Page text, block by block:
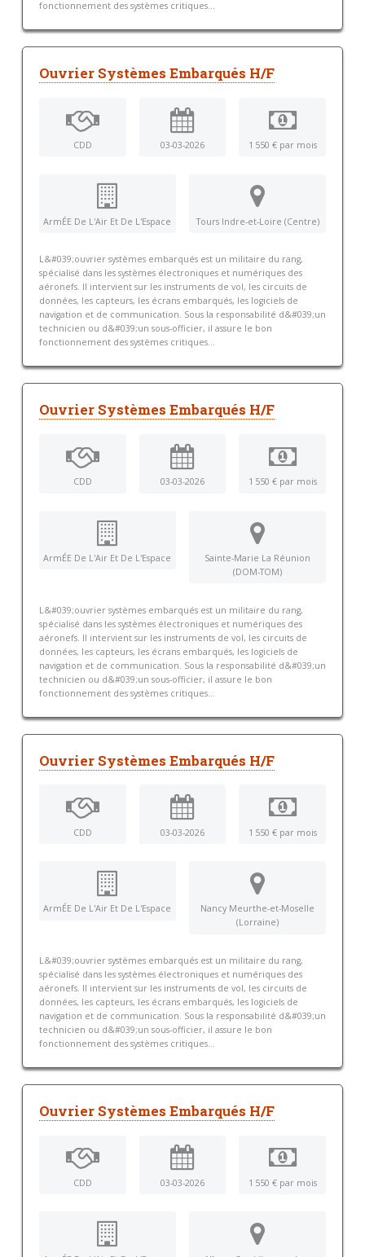
fonctionnement des systèmes critiques...
Ouvrier Systèmes Embarqués H/F
CDD 03-03-2026 1 550 € par mois
ArmÉE De L'Air Et De L'Espace Tours Indre-et-Loire (Centre)
L&#039;ouvrier systèmes embarqués est un militaire du rang,
spécialisé dans les systèmes électroniques et numériques des
aéronefs. Il intervient sur les instruments de vol, les circuits de
données, les capteurs, les écrans embarqués, les logiciels de
navigation et de communication. Sous la responsabilité d&#039;un
technicien ou d&#039;un sous-officier, il assure le bon
fonctionnement des systèmes critiques...
Ouvrier Systèmes Embarqués H/F
CDD 03-03-2026 1 550 € par mois
ArmÉE De L'Air Et De L'Espace
Sainte-Marie La Réunion
(DOM-TOM)
L&#039;ouvrier systèmes embarqués est un militaire du rang,
spécialisé dans les systèmes électroniques et numériques des
aéronefs. Il intervient sur les instruments de vol, les circuits de
données, les capteurs, les écrans embarqués, les logiciels de
navigation et de communication. Sous la responsabilité d&#039;un
technicien ou d&#039;un sous-officier, il assure le bon
fonctionnement des systèmes critiques...
Ouvrier Systèmes Embarqués H/F
CDD 03-03-2026 1 550 € par mois
ArmÉE De L'Air Et De L'Espace
Nancy Meurthe-et-Moselle
(Lorraine)
L&#039;ouvrier systèmes embarqués est un militaire du rang,
spécialisé dans les systèmes électroniques et numériques des
aéronefs. Il intervient sur les instruments de vol, les circuits de
données, les capteurs, les écrans embarqués, les logiciels de
navigation et de communication. Sous la responsabilité d&#039;un
technicien ou d&#039;un sous-officier, il assure le bon
fonctionnement des systèmes critiques...
Ouvrier Systèmes Embarqués H/F
CDD 03-03-2026 1 550 € par mois